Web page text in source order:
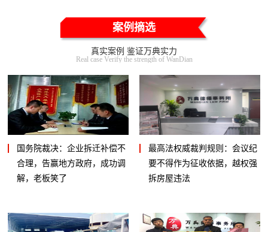
案例摘选
真实案例 鉴证万典实力
Real case Verify the strength of WanDian
国务院裁决：企业拆迁补偿不
合理，告赢地方政府，成功调
解，老板笑了
最高法权威裁判规则：会议纪
要不得作为征收依据，越权强
拆房屋违法